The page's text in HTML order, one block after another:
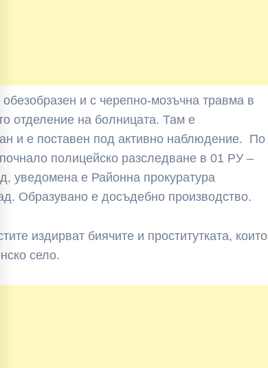
обезобразен и с черепно-мозъчна травма в
отделение на болницата. Там е
и е поставен под активно наблюдение. По
полицейско разследване в 01 РУ –
уведомена е Районна прокуратура
Образувано е досъдебно производство.
издирват биячите и проститутката, които
село.